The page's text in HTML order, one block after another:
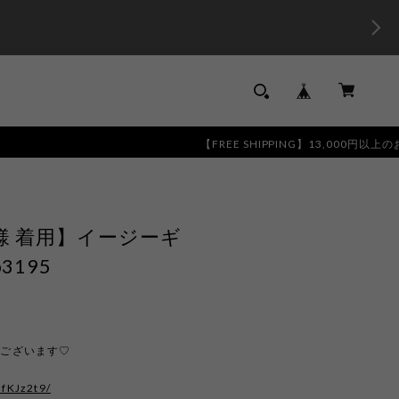
【FREE SHIPPING】13,000円以上のお買い物で全国一
着用】イージーギ
ざいます♡